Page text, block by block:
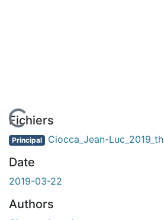
En cours de chargement...
Fichiers
Principal Ciocca_Jean-
Date
2019-03-22
Authors